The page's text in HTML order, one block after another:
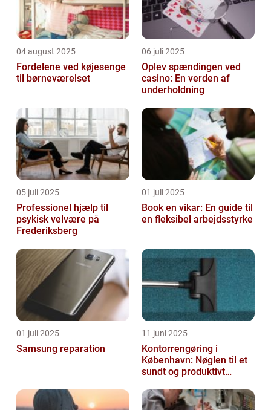
04 august 2025
Fordelene ved køjesenge
til børneværelset
06 juli 2025
Oplev spændingen ved
casino: En verden af
underholdning
05 juli 2025
Professionel hjælp til
psykisk velvære på
Frederiksberg
01 juli 2025
Book en vikar: En guide til
en fleksibel arbejdsstyrke
01 juli 2025
Samsung reparation
11 juni 2025
Kontorrengøring i
København: Nøglen til et
sundt og produktivt